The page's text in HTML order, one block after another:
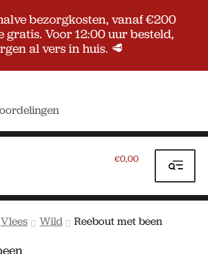
bezorgkosten, vanaf €200
gratis. Voor 12:00 uur besteld,
al vers in huis. 🥩
€0,00
Vlees Wild Reebout met been